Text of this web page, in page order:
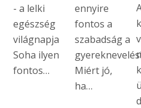
- a lelki
egészség
világnapja
Soha ilyen
fontos…
ennyire
fontos a
szabadság a
Miért jó,
ha…